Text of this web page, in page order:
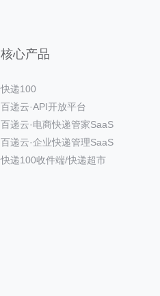
核心产品
快递100
百递云·API开放平台
百递云·电商快递管家SaaS
百递云·企业快递管理SaaS
快递100收件端/快递超市